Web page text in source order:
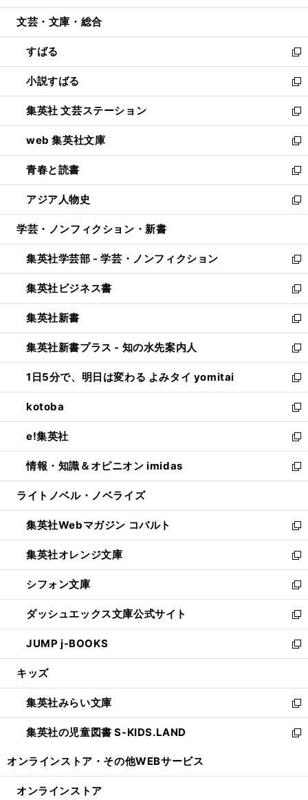
開
ウ
開
く
ン
ウ
で
開
く
ウ
ン
ド
ウ
で
開
く
文芸・文庫・総合
すばる
新
し
い
ウ
ィ
ン
ド
ウ
で
開
く
小説すばる
新
し
い
ウ
ィ
ン
ド
ウ
で
開
集英社 文芸ステーション
新
し
い
ウ
ィ
ン
ド
ウ
開
く
web 集英社文庫
新
し
い
ウ
ィ
ン
ウ
で
開
く
青春と読書
新
し
い
ウ
ン
ド
ウ
で
開
く
アジア人物史
新
し
ウ
ィ
ン
ド
ウ
で
開
く
学芸・ノンフィクション・新書
集英社学芸部 - 学芸・ノンフィクション
新
し
い
ウ
ィ
ン
ド
ウ
で
開
く
集英社ビジネス書
新
し
い
ウ
ィ
ン
ド
ウ
で
開
く
集英社新書
新
し
い
ウ
ィ
ン
ド
ウ
で
開
く
集英社新書プラス - 知の水先案内人
新
し
い
ウ
ィ
ン
ド
ウ
で
開
1日5分で、明日は変わる よみタイ yomitai
新
し
い
ウ
ィ
ン
ド
ウ
開
く
kotoba
新
し
い
ウ
ィ
ン
ウ
で
開
く
e!集英社
新
し
い
ウ
ン
ド
ウ
で
開
く
情報・知識＆オピニオン imidas
新
し
ウ
ィ
ン
ド
ウ
で
開
く
ライトノベル・ノベライズ
集英社Webマガジン コバルト
新
し
い
ウ
ィ
ン
ド
ウ
で
開
集英社オレンジ文庫
新
し
い
ウ
ィ
ン
ド
ウ
開
く
シフォン文庫
新
し
い
ウ
ィ
ン
ウ
で
開
く
ダッシュエックス文庫公式サイト
新
し
い
ウ
ン
ド
ウ
で
JUMP j-BOOKS
新
し
ウ
ィ
ン
ド
開
キッズ
集英社みらい文庫
新
し
い
ン
集英社の児童図書 S-KIDS.LAND
新
ウ
オンラインストア・ その他WEBサービス
オンラインストア